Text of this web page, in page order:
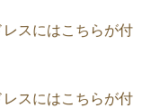
スにはこちらが付
スにはこちらが付